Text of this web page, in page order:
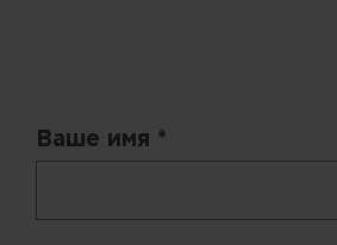
Ваше имя *